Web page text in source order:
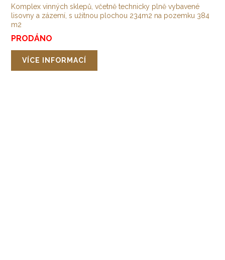
Komplex vinných sklepů, včetně technicky plně vybavené
lisovny a zázemí, s užitnou plochou 234m2 na pozemku 384
m2
PRODÁNO
VÍCE INFORMACÍ